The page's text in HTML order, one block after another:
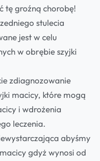
tę groźną chorobę!
stulecia
jest w celu
w obrębie szyjki
zdiagnozowanie
macicy, które mogą
i wdrożenia
leczenia.
abyśmy
gdyż wynosi od